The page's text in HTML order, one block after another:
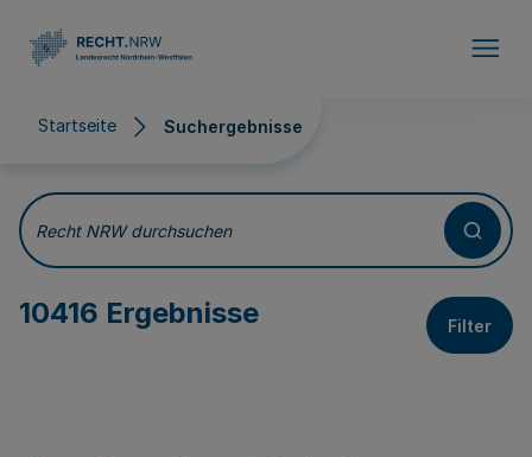
Startseite Suchergebnisse
Suchergebnisse
Recht NRW durchsuchen
10416 Ergebnisse Filter